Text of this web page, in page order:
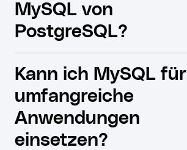
MySQL von
PostgreSQL?
Kann ich MySQL für
umfangreiche
Anwendungen
einsetzen?